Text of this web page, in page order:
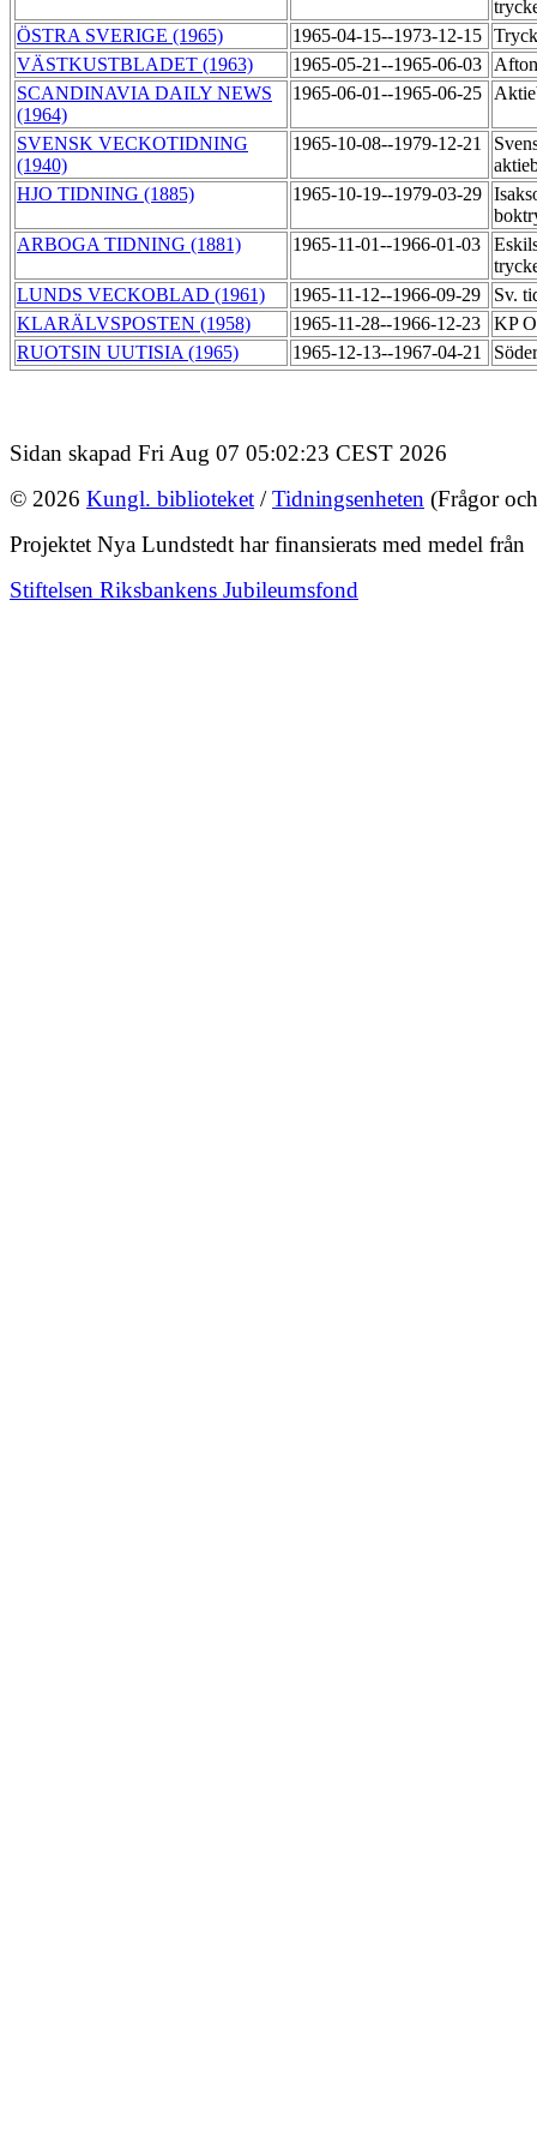
ÖSTRA SVERIGE (1965)
1965-04-15--1973-12-15
VÄSTKUSTBLADET (1963)
1965-05-21--1965-06-03
SCANDINAVIA DAILY NEWS
(1964)
1965-06-01--1965-06-25
SVENSK VECKOTIDNING
(1940)
1965-10-08--1979-12-21
HJO TIDNING (1885)
1965-10-19--1979-03-29
ARBOGA TIDNING (1881)
1965-11-01--1966-01-03
LUNDS VECKOBLAD (1961)
1965-11-12--1966-09-29
Sv.
KLARÄLVSPOSTEN (1958)
1965-11-28--1966-12-23
KP
RUOTSIN UUTISIA (1965)
1965-12-13--1967-04-21
Sidan skapad Fri Aug 07 05:02:23 CEST 2026
© 2026 Kungl. biblioteket /Tidningsenheten (Frågor
Projektet Nya Lundstedt har finansierats med medel från
Stiftelsen Riksbankens Jubileumsfond